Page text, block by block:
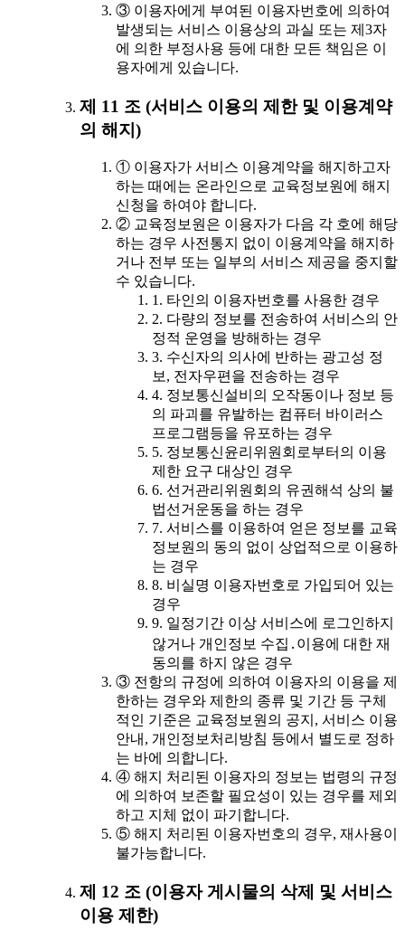
③ 이용자에게 부여된 이용자번호에 의하여
발생되는 서비스 이용상의 과실 또는 제3자
에 의한 부정사용 등에 대한 모든 책임은 이
용자에게 있습니다.
제 11 조 (서비스 이용의 제한 및 이용계약
의 해지)
① 이용자가 서비스 이용계약을 해지하고자
하는 때에는 온라인으로 교육정보원에 해지
신청을 하여야 합니다.
② 교육정보원은 이용자가 다음 각 호에 해당
하는 경우 사전통지 없이 이용계약을 해지하
거나 전부 또는 일부의 서비스 제공을 중지할
수 있습니다.
1. 타인의 이용자번호를 사용한 경우
2. 다량의 정보를 전송하여 서비스의 안
정적 운영을 방해하는 경우
3. 수신자의 의사에 반하는 광고성 정
보, 전자우편을 전송하는 경우
4. 정보통신설비의 오작동이나 정보 등
의 파괴를 유발하는 컴퓨터 바이러스
프로그램등을 유포하는 경우
5. 정보통신윤리위원회로부터의 이용
제한 요구 대상인 경우
6. 선거관리위원회의 유권해석 상의 불
법선거운동을 하는 경우
7. 서비스를 이용하여 얻은 정보를 교육
정보원의 동의 없이 상업적으로 이용하
는 경우
8. 비실명 이용자번호로 가입되어 있는
경우
9. 일정기간 이상 서비스에 로그인하지
않거나 개인정보 수집․이용에 대한 재
동의를 하지 않은 경우
③ 전항의 규정에 의하여 이용자의 이용을 제
한하는 경우와 제한의 종류 및 기간 등 구체
적인 기준은 교육정보원의 공지, 서비스 이용
안내, 개인정보처리방침 등에서 별도로 정하
는 바에 의합니다.
④ 해지 처리된 이용자의 정보는 법령의 규정
에 의하여 보존할 필요성이 있는 경우를 제외
하고 지체 없이 파기합니다.
⑤ 해지 처리된 이용자번호의 경우, 재사용이
불가능합니다.
제 12 조 (이용자 게시물의 삭제 및 서비스
이용 제한)